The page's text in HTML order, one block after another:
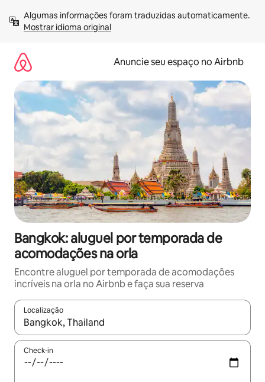
para
Mostrar idioma original
Anuncie seu espaço no Airbnb
Bangkok: aluguel por temporada de
acomodações na orla
Encontre aluguel por temporada de acomodações
incríveis na orla no Airbnb e faça sua reserva
Localização
Quando os resultados estiverem disponíveis, explore-os
Check-in